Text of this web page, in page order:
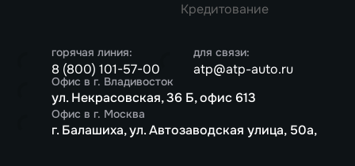
Кредитование
горячая линия:
8 (800) 101-57-00
для связи:
atp@atp-auto.ru
Офис в г. Владивосток
ул. Некрасовская, 36 Б, офис 613
Офис в г. Москва
г. Балашиха, ул. Автозаводская улица, 50а,